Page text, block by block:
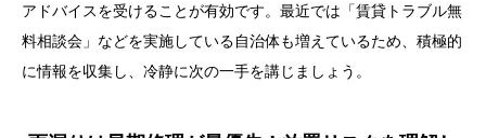
アドバイスを受けることが有効です。最近では「賃貸トラブル無
料相談会」などを実施している自治体も増えているため、積極的
に情報を収集し、冷静に次の一手を講じましょう。